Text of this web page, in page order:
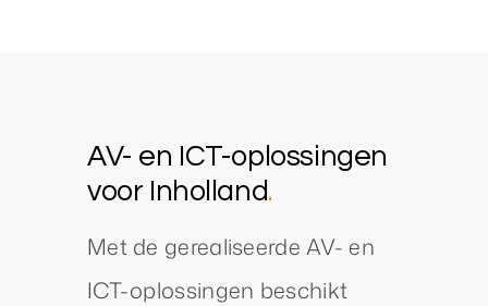
AV- en ICT-oplossingen
voor Inholland.
Met de gerealiseerde AV- en
ICT-oplossingen beschikt